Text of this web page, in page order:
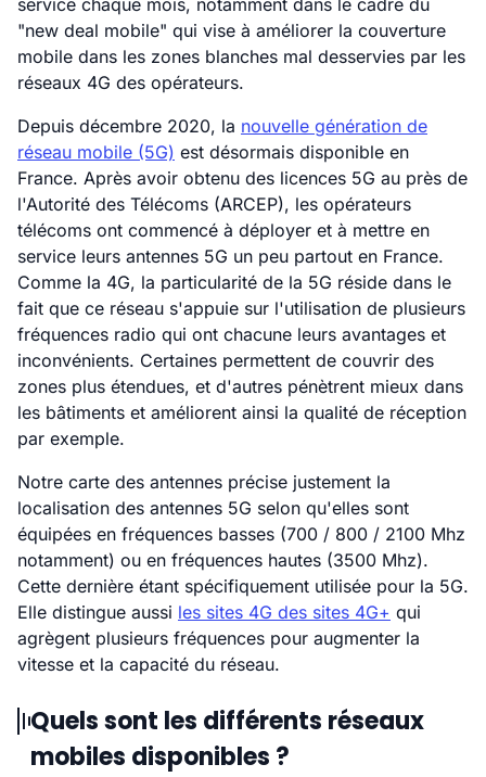
service chaque mois, notamment dans le cadre du
"new deal mobile" qui vise à améliorer la couverture
mobile dans les zones blanches mal desservies par les
réseaux 4G des opérateurs.
Depuis décembre 2020, la nouvelle génération de
réseau mobile (5G) est désormais disponible en
France. Après avoir obtenu des licences 5G au près de
l'Autorité des Télécoms (ARCEP), les opérateurs
télécoms ont commencé à déployer et à mettre en
service leurs antennes 5G un peu partout en France.
Comme la 4G, la particularité de la 5G réside dans le
fait que ce réseau s'appuie sur l'utilisation de plusieurs
fréquences radio qui ont chacune leurs avantages et
inconvénients. Certaines permettent de couvrir des
zones plus étendues, et d'autres pénètrent mieux dans
les bâtiments et améliorent ainsi la qualité de réception
par exemple.
Notre carte des antennes précise justement la
localisation des antennes 5G selon qu'elles sont
équipées en fréquences basses (700 / 800 / 2100 Mhz
notamment) ou en fréquences hautes (3500 Mhz).
Cette dernière étant spécifiquement utilisée pour la 5G.
Elle distingue aussi les sites 4G des sites 4G+ qui
agrègent plusieurs fréquences pour augmenter la
vitesse et la capacité du réseau.
Quels sont les différents réseaux
mobiles disponibles ?